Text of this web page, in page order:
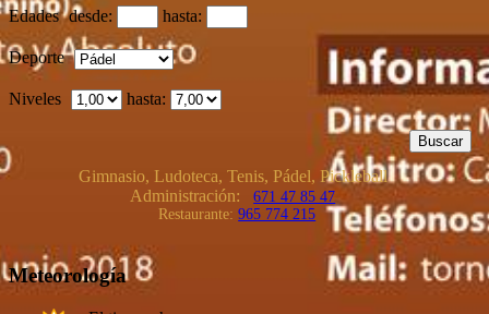
Edades desde: hasta:
Deporte
Niveles hasta:
Gimnasio, Ludoteca, Tenis, Pádel, Pickleball
Administración:
671 47 85 47
Restaurante: 965 774 215
Meteorología